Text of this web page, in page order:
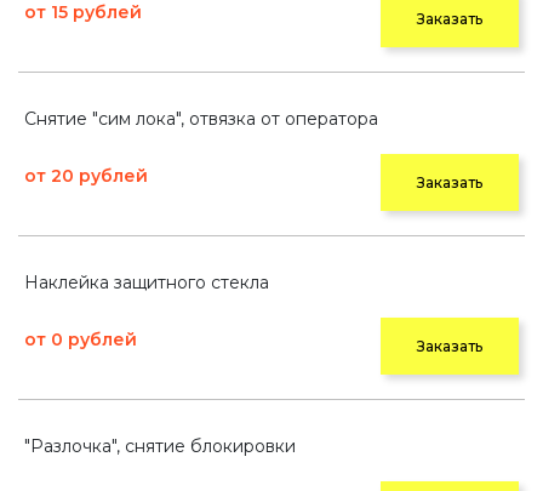
от 15 рублей Заказать
Снятие "сим лока", отвязка от оператора
от 20 рублей Заказать
Наклейка защитного стекла
от 0 рублей Заказать
"Разлочка", снятие блокировки